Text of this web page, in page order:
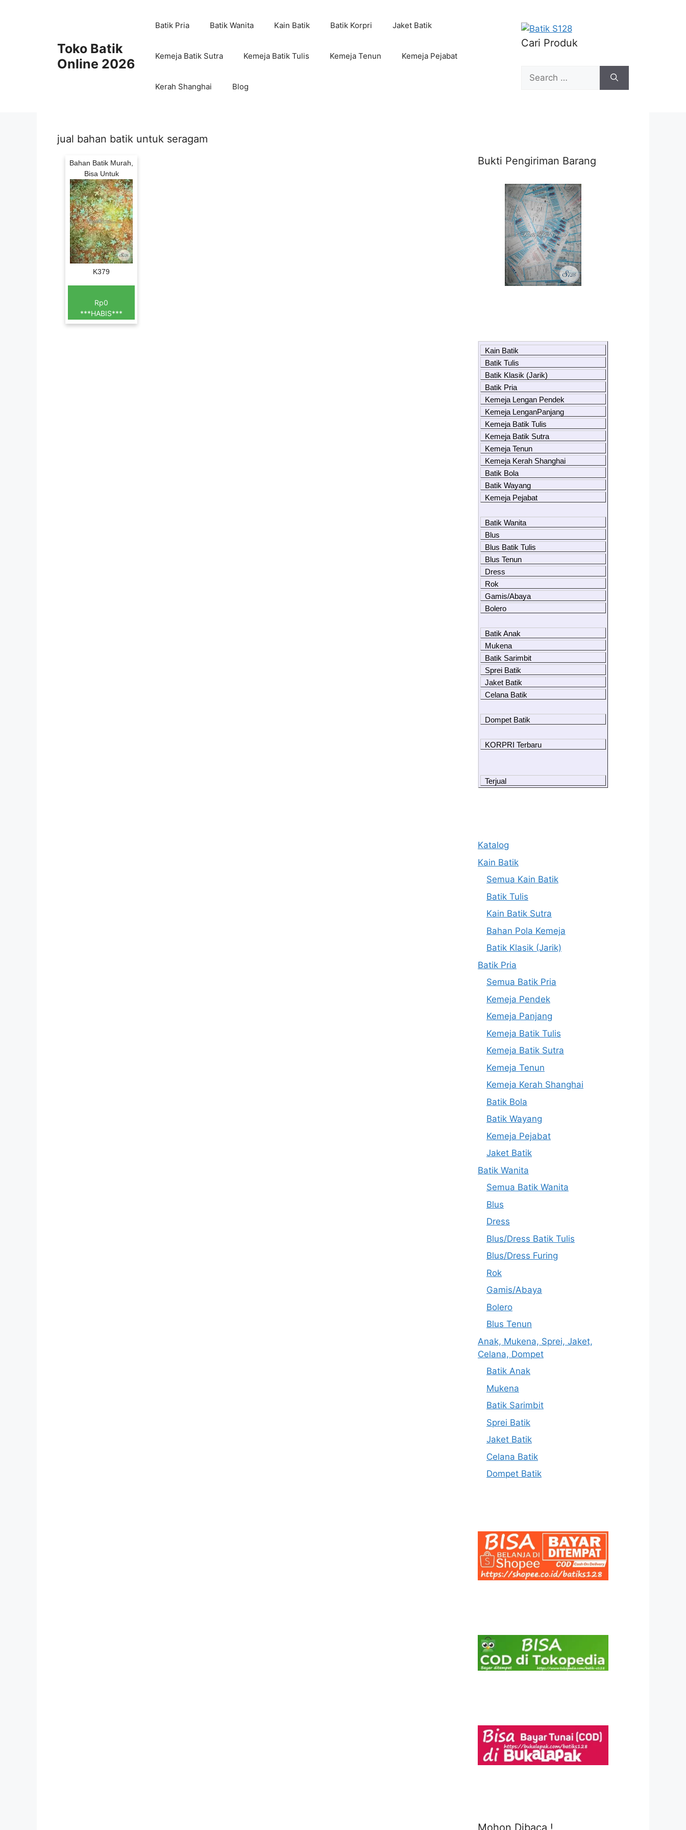
Toko Batik
Online 2026
Batik Pria Batik Wanita Kain Batik Batik Korpri Jaket Batik
Kemeja Batik Sutra Kemeja Batik Tulis Kemeja Tenun Kemeja Pejabat
Kerah Shanghai Blog
Cari Produk
Search
for:
jual bahan batik untuk seragam
Bahan Batik Murah,
Bisa Untuk
K379
Rp0
***HABIS***
Bukti Pengiriman Barang
Kain Batik
Batik Tulis
Batik Klasik (Jarik)
Batik Pria
Kemeja Lengan Pendek
Kemeja LenganPanjang
Kemeja Batik Tulis
Kemeja Batik Sutra
Kemeja Tenun
Kemeja Kerah Shanghai
Batik Bola
Batik Wayang
Kemeja Pejabat
Batik Wanita
Blus
Blus Batik Tulis
Blus Tenun
Dress
Rok
Gamis/Abaya
Bolero
Batik Anak
Mukena
Batik Sarimbit
Sprei Batik
Jaket Batik
Celana Batik
Dompet Batik
KORPRI Terbaru
Terjual
Katalog
Kain Batik
Semua Kain Batik
Batik Tulis
Kain Batik Sutra
Bahan Pola Kemeja
Batik Klasik (Jarik)
Batik Pria
Semua Batik Pria
Kemeja Pendek
Kemeja Panjang
Kemeja Batik Tulis
Kemeja Batik Sutra
Kemeja Tenun
Kemeja Kerah Shanghai
Batik Bola
Batik Wayang
Kemeja Pejabat
Jaket Batik
Batik Wanita
Semua Batik Wanita
Blus
Dress
Blus/Dress Batik Tulis
Blus/Dress Furing
Rok
Gamis/Abaya
Bolero
Blus Tenun
Anak, Mukena, Sprei, Jaket,
Celana, Dompet
Batik Anak
Mukena
Batik Sarimbit
Sprei Batik
Jaket Batik
Celana Batik
Dompet Batik
Mohon Dibaca !